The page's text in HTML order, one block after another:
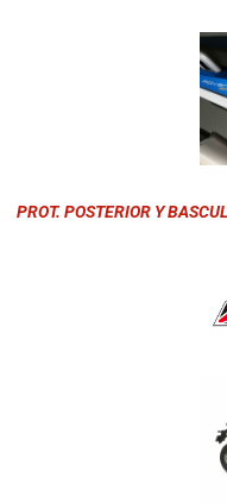
PROT. POSTERIOR Y